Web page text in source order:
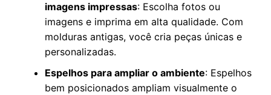
imagens impressas: Escolha fotos ou
imagens e imprima em alta qualidade. Com
molduras antigas, você cria peças únicas e
personalizadas.
Espelhos para ampliar o ambiente: Espelhos
bem posicionados ampliam visualmente o